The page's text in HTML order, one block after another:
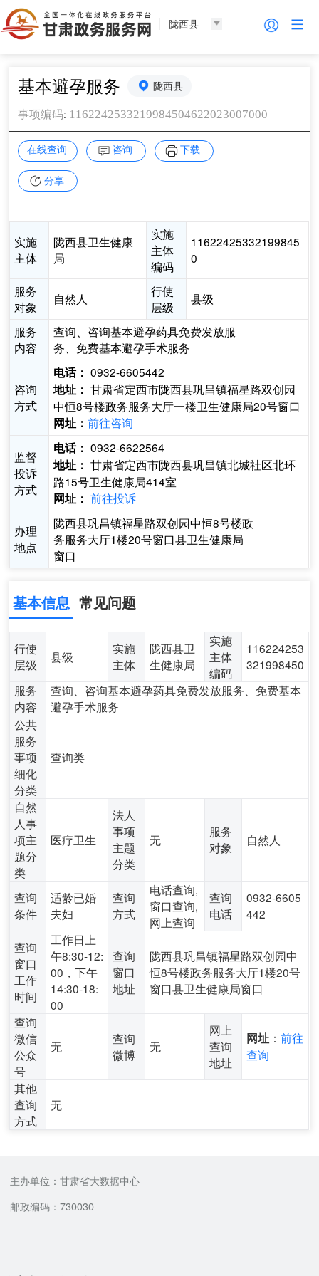
陇西县
基本避孕服务 陇西县
事项编码: 1162242533219984504622023007000
在线查询 咨询 下载
分享
实施
主体
陇西县卫生健康
局
实施
主体
编码
11622425332199845
0
服务
对象
自然人
行使
层级
县级
服务
内容
查询、咨询基本避孕药具免费发放服
务、免费基本避孕手术服务
咨询
方式
电话： 0932-6605442
地址： 甘肃省定西市陇西县巩昌镇福星路双创园
中恒8号楼政务服务大厅一楼卫生健康局20号窗口
网址：前往咨询
监督
投诉
方式
电话： 0932-6622564
地址： 甘肃省定西市陇西县巩昌镇北城社区北环
路15号卫生健康局414室
网址： 前往投诉
办理
地点
陇西县巩昌镇福星路双创园中恒8号楼政
务服务大厅1楼20号窗口县卫生健康局
窗口
基本信息 常见问题
行使
层级
县级
实施
主体
陇西县卫
生健康局
实施
主体
编码
116224253
321998450
服务
内容
查询、咨询基本避孕药具免费发放服务、免费基本
避孕手术服务
公共
服务
事项
细化
分类
查询类
自然
人事
项主
题分
类
医疗卫生
法人
事项
主题
分类
无
服务
对象
自然人
查询
条件
适龄已婚
夫妇
查询
方式
电话查询,
窗口查询,
网上查询
查询
电话
0932-6605
442
查询
窗口
工作
时间
工作日上
午8:30-12:
00，下午
14:30-18:
00
查询
窗口
地址
陇西县巩昌镇福星路双创园中
恒8号楼政务服务大厅1楼20号
窗口县卫生健康局窗口
查询
微信
公众
号
无
查询
微博
无
网上
查询
地址
网址 ：前往
查询
其他
查询
方式
无
主办单位：甘肃省大数据中心
邮政编码：730030